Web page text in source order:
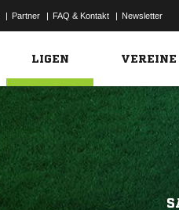
| Partner | FAQ & Kontakt | Newsletter
LIGEN